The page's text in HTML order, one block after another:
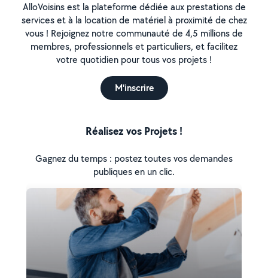
AlloVoisins est la plateforme dédiée aux prestations de
services et à la location de matériel à proximité de chez
vous ! Rejoignez notre communauté de 4,5 millions de
membres, professionnels et particuliers, et facilitez
votre quotidien pour tous vos projets !
M'inscrire
Réalisez vos Projets !
Gagnez du temps : postez toutes vos demandes
publiques en un clic.